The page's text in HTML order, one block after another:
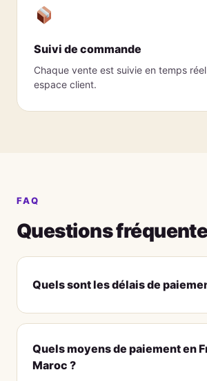
Suivi de commande
Chaque vente est suivie en temps
espace client.
FAQ
Questions
Quels sont les délais de
Quels moyens de paiement en
Maroc ?